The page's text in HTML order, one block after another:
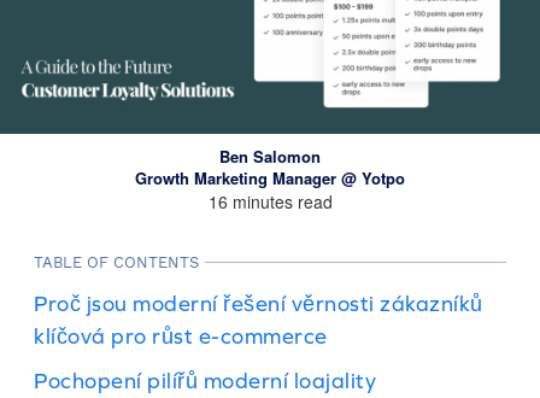
Ben Salomon
Growth Marketing Manager @ Yotpo
16 minutes read
TABLE OF CONTENTS
Proč jsou moderní řešení věrnosti zákazníků
klíčová pro růst e-commerce
Pochopení pilířů moderní loajality